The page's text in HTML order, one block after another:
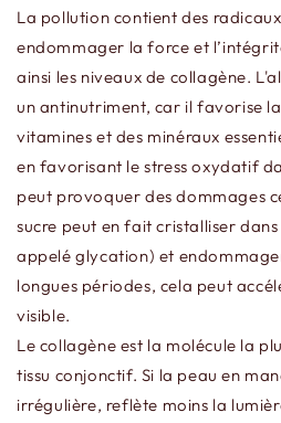
La pollution contient des
endommager la force et
ainsi les niveaux de collagène.
un antinutriment, car il favorise
vitamines et des minéraux
en favorisant le stress oxydatif
peut provoquer des dommages
sucre peut en fait cristalliser
appelé glycation) et
longues périodes, cela peut
visible.
Le collagène est la molécule la
tissu conjonctif. Si la peau en
irrégulière, reflète moins la